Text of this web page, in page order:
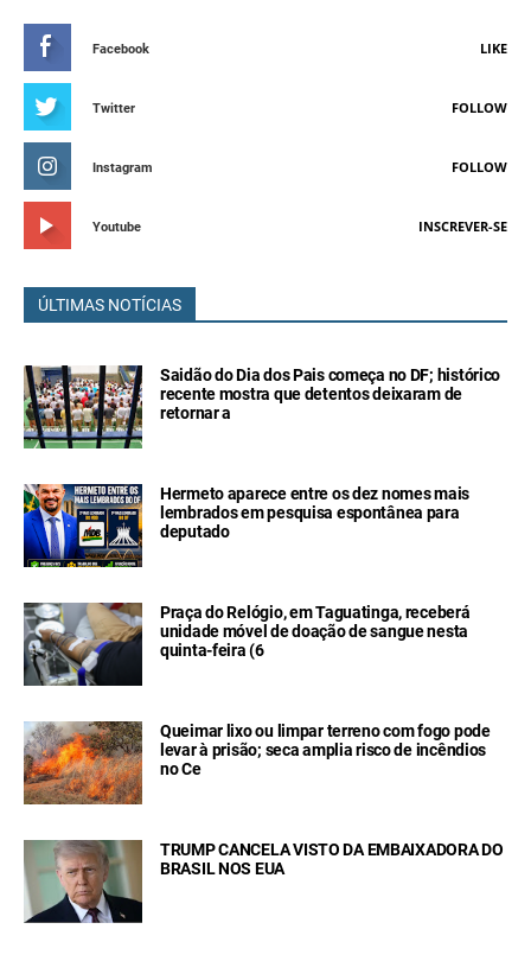
Facebook LIKE
Twitter FOLLOW
Instagram FOLLOW
Youtube INSCREVER-SE
ÚLTIMAS NOTÍCIAS
Saidão do Dia dos Pais começa no DF; histórico
recente mostra que detentos deixaram de
retornar a
Hermeto aparece entre os dez nomes mais
lembrados em pesquisa espontânea para
deputado
Praça do Relógio, em Taguatinga, receberá
unidade móvel de doação de sangue nesta
quinta-feira (6
Queimar lixo ou limpar terreno com fogo pode
levar à prisão; seca amplia risco de incêndios
no Ce
TRUMP CANCELA VISTO DA EMBAIXADORA DO
BRASIL NOS EUA